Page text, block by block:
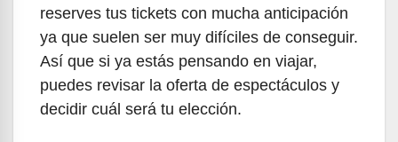
reserves tus tickets con mucha anticipación
ya que suelen ser muy difíciles de conseguir.
Así que si ya estás pensando en viajar,
puedes revisar la oferta de espectáculos y
decidir cuál será tu elección.